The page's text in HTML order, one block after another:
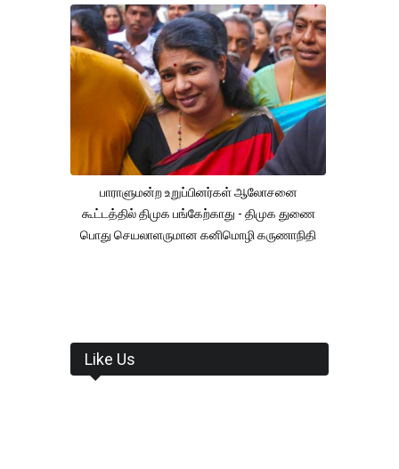
பாராளுமன்ற உறுப்பினர்கள் ஆலோசனை
கூட்டத்தில் திமுக பங்கேற்காது - திமுக துணை
பொது செயலாளருமான கனிமொழி கருணாநிதி
Like Us